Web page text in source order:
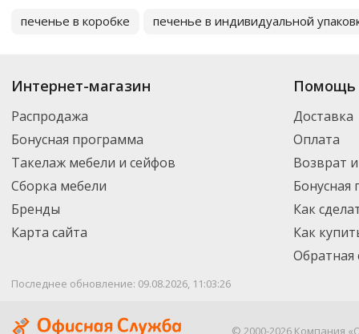
печенье в коробке печенье в индивидуальной
Интернет-магазин
Распродажа
Бонусная программа
Такелаж мебели и сейфов
Сборка мебели
Бренды
Карта сайта
Помощь
Доставка
Оплата
Возврат
Бонусная
Как
Как
Обратная
Последнее обновление: 09.08.2026, 11:03:26
© 2000-2026 Компания